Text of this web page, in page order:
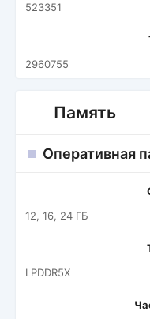
523351
2960755
Память
Оперативная
12, 16, 24 ГБ
LPDDR5X